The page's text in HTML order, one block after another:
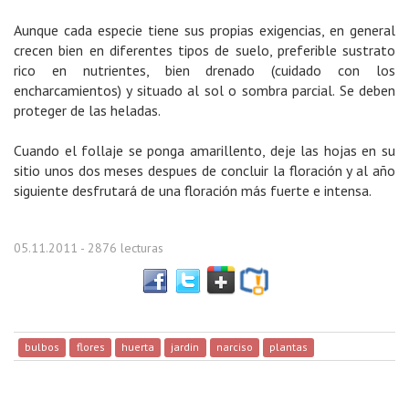
Aunque cada especie tiene sus propias exigencias, en general
crecen bien en diferentes tipos de suelo, preferible sustrato
rico en nutrientes, bien drenado (cuidado con los
encharcamientos) y situado al sol o sombra parcial. Se deben
proteger de las heladas.
Cuando el follaje se ponga amarillento, deje las hojas en su
sitio unos dos meses despues de concluir la floración y al año
siguiente desfrutará de una floración más fuerte e intensa.
05.11.2011 - 2876 lecturas
bulbos flores huerta jardin narciso plantas